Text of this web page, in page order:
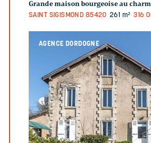
Grande maison bourgeoise au
SAINT SIGISMOND 85420 261 m² 316
AGENCE DORDOGNE